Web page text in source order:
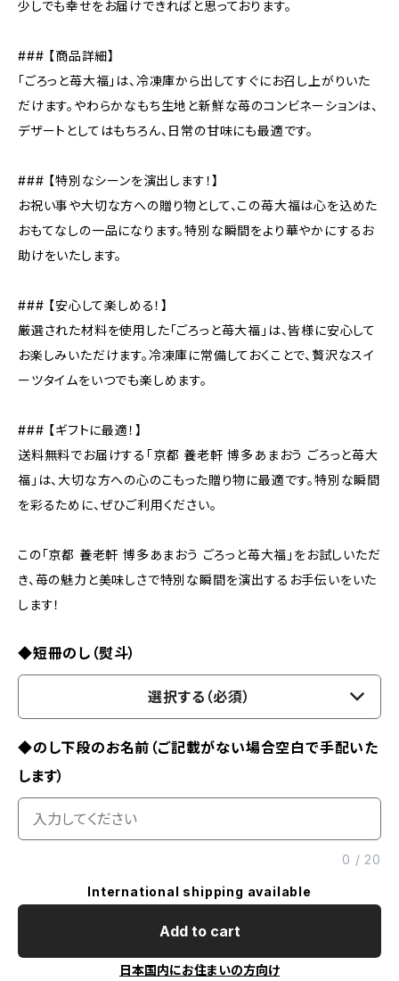
少しでも幸せをお届けできればと思っております。
### 【商品詳細】
「ごろっと苺大福」は、冷凍庫から出してすぐにお召し上がりいた
だけます。やわらかなもち生地と新鮮な苺のコンビネーションは、
デザートとしてはもちろん、日常の甘味にも最適です。
### 【特別なシーンを演出します！】
お祝い事や大切な方への贈り物として、この苺大福は心を込めた
おもてなしの一品になります。特別な瞬間をより華やかにするお
助けをいたします。
### 【安心して楽しめる！】
厳選された材料を使用した「ごろっと苺大福」は、皆様に安心して
お楽しみいただけます。冷凍庫に常備しておくことで、贅沢なスイ
ーツタイムをいつでも楽しめます。
### 【ギフトに最適！】
送料無料でお届けする「京都 養老軒 博多あまおう ごろっと苺大
福」は、大切な方への心のこもった贈り物に最適です。特別な瞬間
を彩るために、ぜひご利用ください。
この「京都 養老軒 博多あまおう ごろっと苺大福」をお試しいただ
き、苺の魅力と美味しさで特別な瞬間を演出するお手伝いをいた
します！
◆短冊のし（熨斗）
選択する（必須）
◆のし下段のお名前（ご記載がない場合空白で手配いた
します）
0 / 20
International shipping available
Add to cart
日本国内にお住まいの方向け